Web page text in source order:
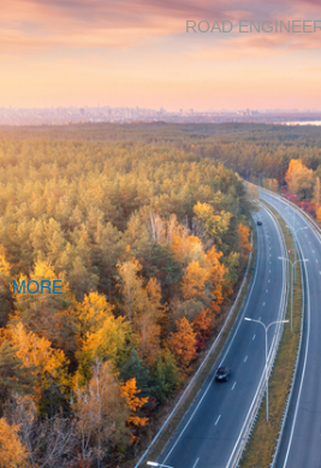
ROAD
MORE